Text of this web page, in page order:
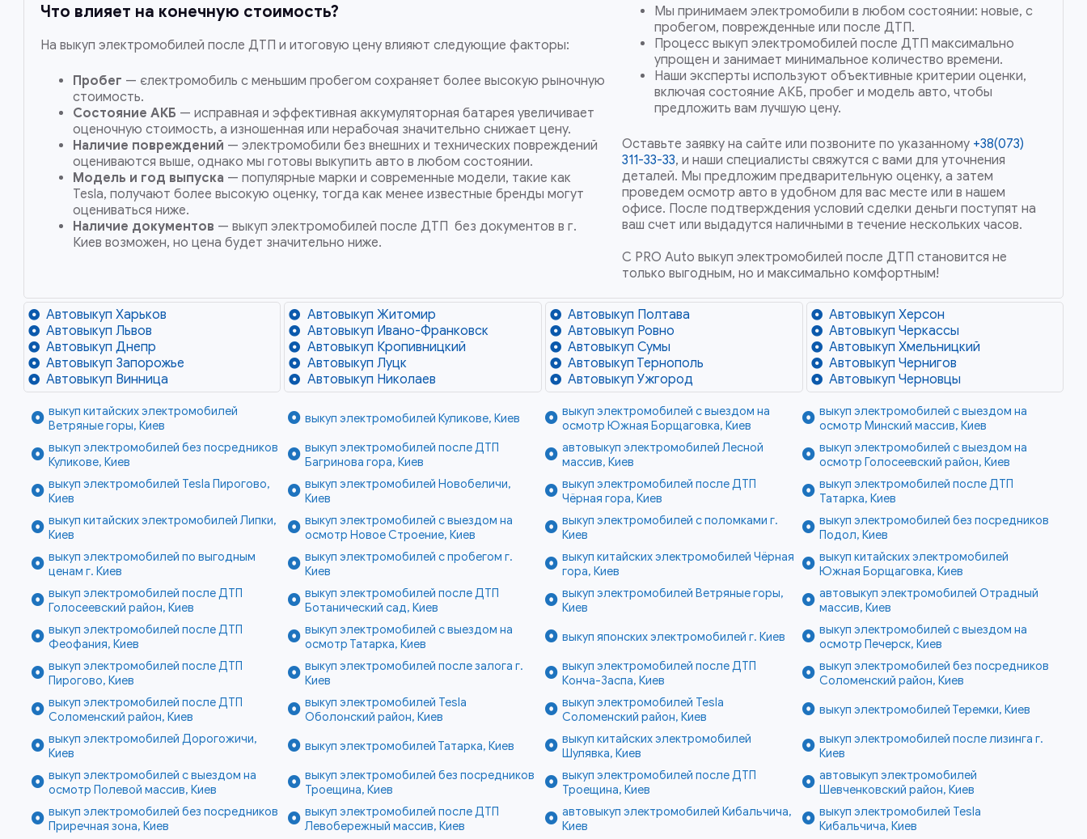
Что влияет на конечную стоимость?
На выкуп электромобилей после ДТП и итоговую цену влияют следующие факторы:
Пробег — єлектромобиль с меньшим пробегом сохраняет более высокую рыночную
стоимость.
Состояние АКБ — исправная и эффективная аккумуляторная батарея увеличивает
оценочную стоимость, а изношенная или нерабочая значительно снижает цену.
Наличие повреждений — электромобили без внешних и технических повреждений
оцениваются выше, однако мы готовы выкупить авто в любом состоянии.
Модель и год выпуска — популярные марки и современные модели, такие как
Tesla, получают более высокую оценку, тогда как менее известные бренды могут
оцениваться ниже.
Наличие документов — выкуп электромобилей после ДТП без документов в г.
Киев возможен, но цена будет значительно ниже.
Мы принимаем электромобили в любом состоянии: новые, с
пробегом, поврежденные или после ДТП.
Процесс выкуп электромобилей после ДТП максимально
упрощен и занимает минимальное количество времени.
Наши эксперты используют объективные критерии оценки,
включая состояние АКБ, пробег и модель авто, чтобы
предложить вам лучшую цену.
Оставьте заявку на сайте или позвоните по указанному +38(073)
311-33-33, и наши специалисты свяжутся с вами для уточнения
деталей. Мы предложим предварительную оценку, а затем
проведем осмотр авто в удобном для вас месте или в нашем
офисе. После подтверждения условий сделки деньги поступят на
ваш счет или выдадутся наличными в течение нескольких часов.
С PRO Auto выкуп электромобилей после ДТП становится не
только выгодным, но и максимально комфортным!
Автовыкуп Харьков
Автовыкуп Львов
Автовыкуп Днепр
Автовыкуп Запорожье
Автовыкуп Винница
Автовыкуп Житомир
Автовыкуп Ивано-Франковск
Автовыкуп Кропивницкий
Автовыкуп Луцк
Автовыкуп Николаев
Автовыкуп Полтава
Автовыкуп Ровно
Автовыкуп Сумы
Автовыкуп Тернополь
Автовыкуп Ужгород
Автовыкуп Херсон
Автовыкуп Черкассы
Автовыкуп Хмельницкий
Автовыкуп Чернигов
Автовыкуп Черновцы
выкуп китайских электромобилей
Ветряные горы, Киев
выкуп электромобилей Куликове, Киев
выкуп электромобилей с выездом на
осмотр Южная Борщаговка, Киев
выкуп электромобилей с выездом на
осмотр Минский массив, Киев
выкуп электромобилей без посредников
Куликове, Киев
выкуп электромобилей после ДТП
Багринова гора, Киев
автовыкуп электромобилей Лесной
массив, Киев
выкуп электромобилей с выездом на
осмотр Голосеевский район, Киев
выкуп электромобилей Tesla Пирогово,
Киев
выкуп электромобилей Новобеличи,
Киев
выкуп электромобилей после ДТП
Чёрная гора, Киев
выкуп электромобилей после ДТП
Татарка, Киев
выкуп китайских электромобилей Липки,
Киев
выкуп электромобилей с выездом на
осмотр Новое Строение, Киев
выкуп электромобилей с поломками г.
Киев
выкуп электромобилей без посредников
Подол, Киев
выкуп электромобилей по выгодным
ценам г. Киев
выкуп электромобилей с пробегом г.
Киев
выкуп китайских электромобилей Чёрная
гора, Киев
выкуп китайских электромобилей
Южная Борщаговка, Киев
выкуп электромобилей после ДТП
Голосеевский район, Киев
выкуп электромобилей после ДТП
Ботанический сад, Киев
выкуп электромобилей Ветряные горы,
Киев
автовыкуп электромобилей Отрадный
массив, Киев
выкуп электромобилей после ДТП
Феофания, Киев
выкуп электромобилей с выездом на
осмотр Татарка, Киев
выкуп японских электромобилей г. Киев
выкуп электромобилей с выездом на
осмотр Печерск, Киев
выкуп электромобилей после ДТП
Пирогово, Киев
выкуп электромобилей после залога г.
Киев
выкуп электромобилей после ДТП
Конча-Заспа, Киев
выкуп электромобилей без посредников
Соломенский район, Киев
выкуп электромобилей после ДТП
Соломенский район, Киев
выкуп электромобилей Tesla
Оболонский район, Киев
выкуп электромобилей Tesla
Соломенский район, Киев
выкуп электромобилей Теремки, Киев
выкуп электромобилей Дорогожичи,
Киев
выкуп электромобилей Татарка, Киев
выкуп китайских электромобилей
Шулявка, Киев
выкуп электромобилей после лизинга г.
Киев
выкуп электромобилей с выездом на
осмотр Полевой массив, Киев
выкуп электромобилей без посредников
Троещина, Киев
выкуп электромобилей после ДТП
Троещина, Киев
автовыкуп электромобилей
Шевченковский район, Киев
выкуп электромобилей без посредников
Приречная зона, Киев
выкуп электромобилей после ДТП
Левобережный массив, Киев
автовыкуп электромобилей Кибальчича,
Киев
выкуп электромобилей Tesla
Кибальчича, Киев